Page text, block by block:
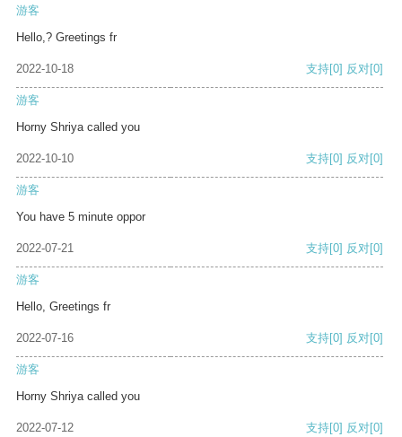
游客
Hello,? Greetings fr
2022-10-18 支持[0] 反对[0]
游客
Horny Shriya called you
2022-10-10 支持[0] 反对[0]
游客
You have 5 minute oppor
2022-07-21 支持[0] 反对[0]
游客
Hello, Greetings fr
2022-07-16 支持[0] 反对[0]
游客
Horny Shriya called you
2022-07-12 支持[0] 反对[0]